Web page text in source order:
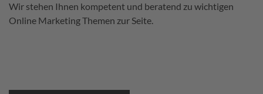
Wir stehen Ihnen kompetent und beratend zu wichtigen
Online Marketing Themen zur Seite.